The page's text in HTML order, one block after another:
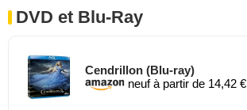
DVD et Blu-Ray
Cendrillon (Blu-ray)
neuf à partir de 14,42 €